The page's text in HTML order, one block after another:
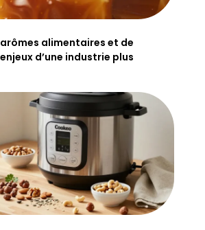
alimentaires et de
d’une industrie plus